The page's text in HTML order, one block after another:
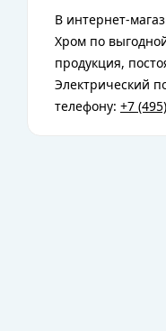
В интернет-
Хром по
продукция,
Электрический
телефону: +7